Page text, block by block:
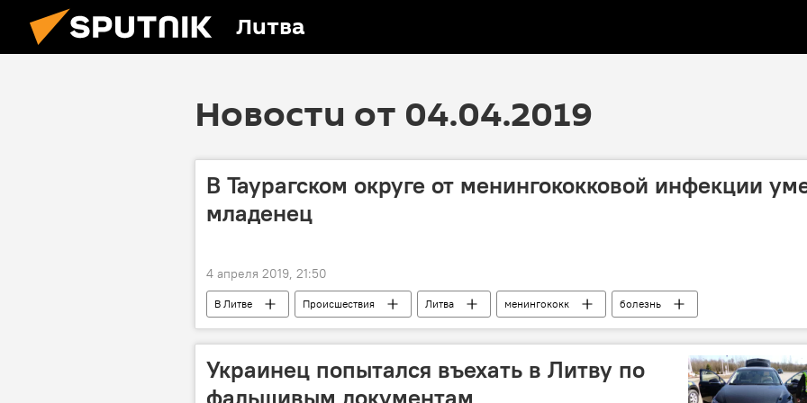
Литва
Новости от 04.04.2019
В Таурагском округе от менингококковой инфекции
младенец
4 апреля 2019, 21:50
В Литве Происшествия Литва менингококк болезнь
Украинец попытался въехать в Литву по